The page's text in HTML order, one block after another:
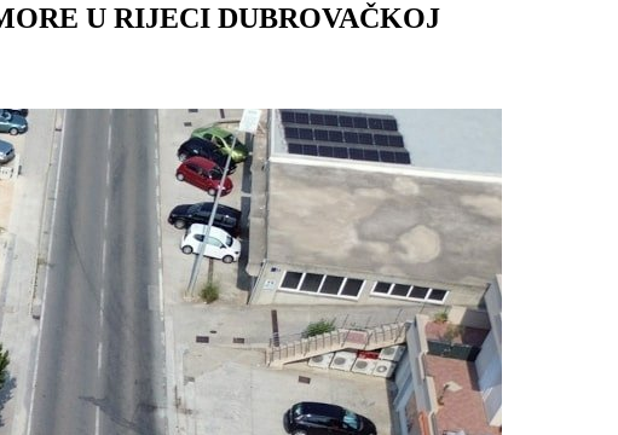
U RIJECI DUBROVAČKOJ